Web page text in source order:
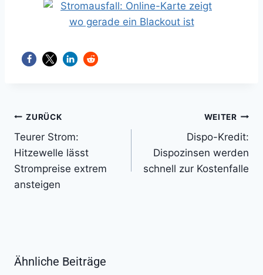
Beitragsnavigation
ZURÜCK
Teurer Strom:
Hitzewelle lässt
Strompreise extrem
ansteigen
WEITER
Dispo-Kredit:
Dispozinsen werden
schnell zur Kostenfalle
Ähnliche Beiträge